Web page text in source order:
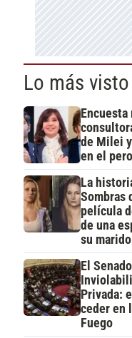
Lo más
Encuesta
de Milei
en el
La
Sombras
película
de una
su marido
El
Privada:
ceder en
Fuego